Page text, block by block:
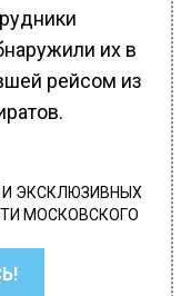
их в
рейсом из
ЭКСКЛЮЗИВНЫХ
МОСКОВСКОГО